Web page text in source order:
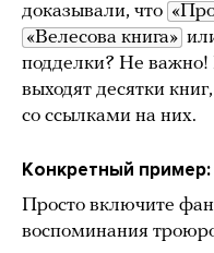
доказывали, что
«Велесова книга»
подделки? Не
выходят десятки
со ссылками на них.
Конкретный пример:
Просто включите
воспоминания